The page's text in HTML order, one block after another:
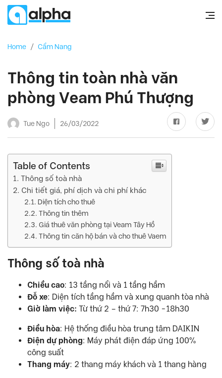
Home / Cẩm Nang
Thông tin toàn nhà văn
phòng Veam Phú Thượng
Tue Ngo 26/03/2022
Table of Contents
Thông số toà nhà
Chi tiết giá, phí dịch và chi phí khác
Diện tích cho thuê
Thông tin thêm
Giá thuê văn phòng tại Veam Tây Hồ
Thông tin căn hộ bán và cho thuê Vaem
Thông số toà nhà
Chiều cao: 13 tầng nổi và 1 tầng hầm
Đỗ xe: Diện tích tầng hầm và xung quanh tòa nhà
Giờ làm việc: Từ thứ 2 – thứ 7: 7h30 -18h30
Điều hòa: Hệ thống điều hòa trung tâm DAIKIN
Điện dự phòng: Máy phát điện đáp ứng 100%
công suất
Thang máy: 2 thang máy khách và 1 thang hàng